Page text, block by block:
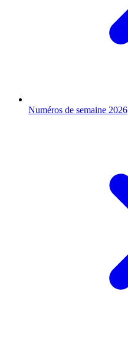
Numéros de semaine 2026